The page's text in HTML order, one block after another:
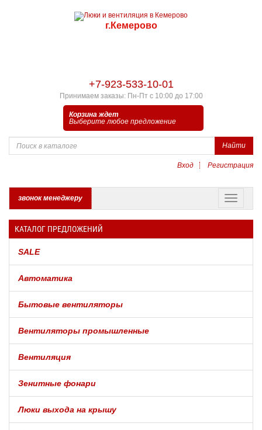
г.Кемерово
+7-923-533-10-01
Принимаем заказы: Пн-Пт с 10:00 до 17:00
Корзина ждет
Выберите любое предложение
Найти
Вход Регистрация
звонок менеджеру
КАТАЛОГ ПРЕДЛОЖЕНИЙ
SALE
Автоматика
Бытовые вентиляторы
Вентиляторы промышленные
Вентиляция
Зенитные фонари
Люки выхода на крышу